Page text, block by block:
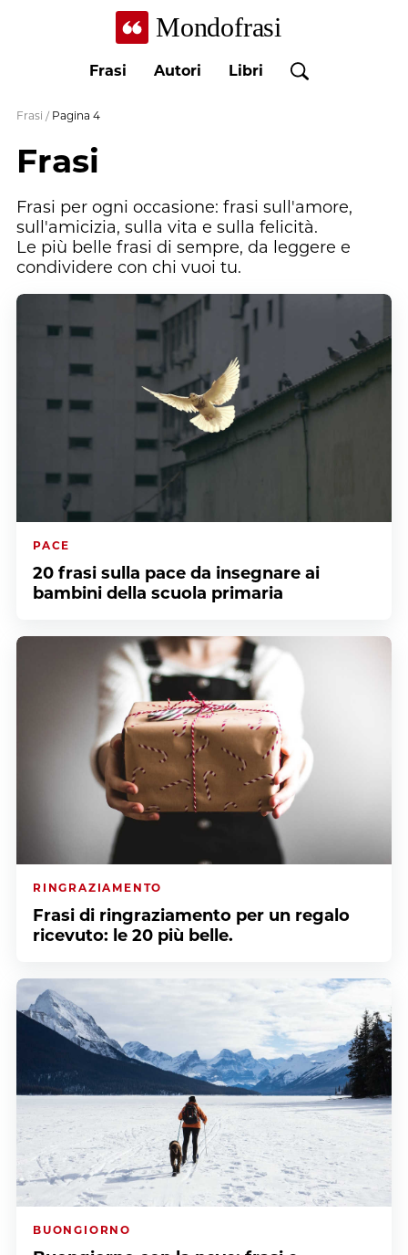
Mondofrasi
Frasi Autori Libri
Frasi / Pagina 4
Frasi
Frasi per ogni occasione: frasi sull'amore,
sull'amicizia, sulla vita e sulla felicità.
Le più belle frasi di sempre, da leggere e
condividere con chi vuoi tu.
PACE
20 frasi sulla pace da insegnare ai
bambini della scuola primaria
RINGRAZIAMENTO
Frasi di ringraziamento per un regalo
ricevuto: le 20 più belle.
BUONGIORNO